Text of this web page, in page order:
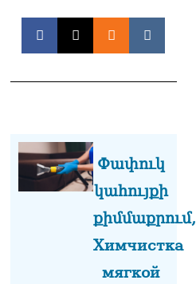
Փափուկ
կահույքի
քիմմաքրում,
Химчистка
мягкой